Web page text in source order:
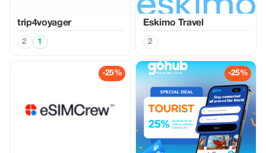
trip4voyager
2 1
Eskimo Travel
2
-25% -25%